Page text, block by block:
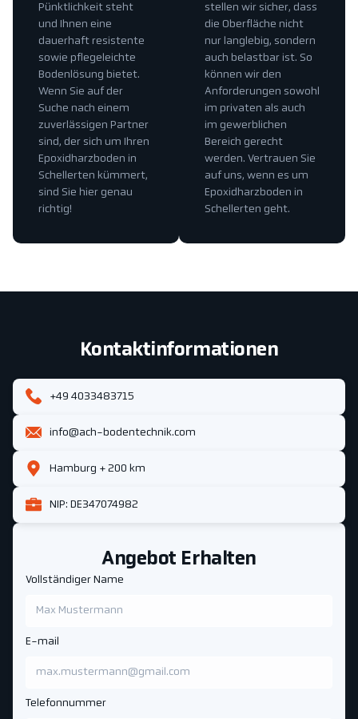
stellen wir sicher, dass
die Oberfläche nicht
nur langlebig, sondern
auch belastbar ist. So
können wir den
Anforderungen sowohl
im privaten als auch
im gewerblichen
Bereich gerecht
werden. Vertrauen Sie
auf uns, wenn es um
Epoxidharzboden in
Schellerten geht.
Pünktlichkeit steht
und Ihnen eine
dauerhaft resistente
sowie pflegeleichte
Bodenlösung bietet.
Wenn Sie auf der
Suche nach einem
zuverlässigen Partner
sind, der sich um Ihren
Epoxidharzboden in
Schellerten kümmert,
sind Sie hier genau
richtig!
Angebot Erhalten
Vollständiger Name
E-mail
Telefonnummer
Kontaktinformationen
+49 4033483715
info@ach-bodentechnik.com
Hamburg + 200 km
NIP: DE347074982